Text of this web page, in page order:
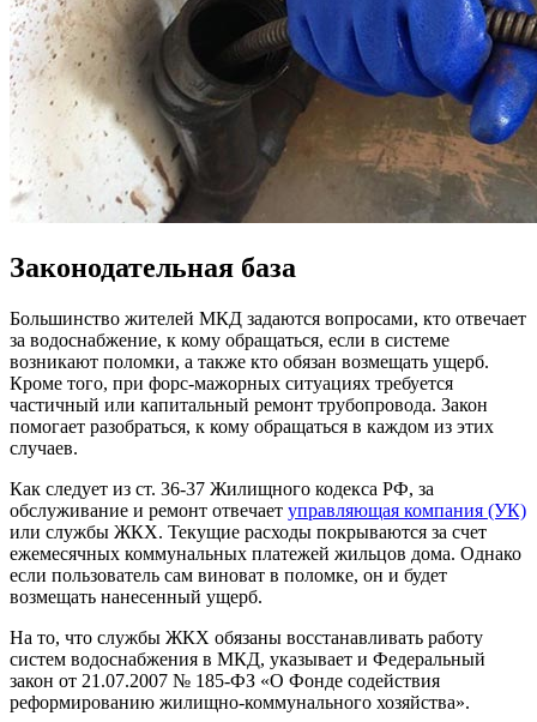
Законодательная база
Большинство жителей МКД задаются вопросами, кто отвечает
за водоснабжение, к кому обращаться, если в системе
возникают поломки, а также кто обязан возмещать ущерб.
Кроме того, при форс-мажорных ситуациях требуется
частичный или капитальный ремонт трубопровода. Закон
помогает разобраться, к кому обращаться в каждом из этих
случаев.
Как следует из ст. 36-37 Жилищного кодекса РФ, за
обслуживание и ремонт отвечает управляющая компания (УК)
или службы ЖКХ. Текущие расходы покрываются за счет
ежемесячных коммунальных платежей жильцов дома. Однако
если пользователь сам виноват в поломке, он и будет
возмещать нанесенный ущерб.
На то, что службы ЖКХ обязаны восстанавливать работу
систем водоснабжения в МКД, указывает и Федеральный
закон от 21.07.2007 № 185-ФЗ «О Фонде содействия
реформированию жилищно-коммунального хозяйства».